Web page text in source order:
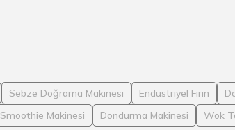
Sebze Doğrama Makinesi Endüstriyel Fırın
Smoothie Makinesi Dondurma Makinesi Wok